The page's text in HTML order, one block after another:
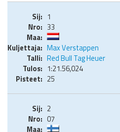
1
33
Max Verstappen
Red Bull Tag Heuer
1:21.56,024
25
2
07